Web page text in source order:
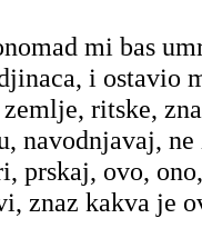
mi bas
i ostavio
ritske,
navodnjavaj, ne
prskaj, ovo,
znaz kakva je